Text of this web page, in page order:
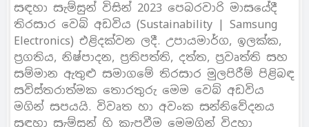
සඳහා සැම්සුන් විසින් 2023 පෙබරවාරි මාසයේදී
තිරසාර වෙබ් අඩවිය (Sustainability | Samsung
Electronics) එළිදක්වන ලදී. උපායමාර්ග, ඉලක්ක,
ප‍්‍රගතිය, නිෂ්පාදන, ප‍්‍රතිපත්ති, දත්ත, ප‍්‍රවෘත්ති සහ
සම්මාන ඇතුළු සමාගමේ තිරසාර මුලපිරීම් පිළිබඳ
සවිස්තරාත්මක තොරතුරු මෙම වෙබ් අඩවිය
මගින් සපයයි. විවෘත හා අවංක සන්නිවේදනය
සඳහා සැම්සුන් හි කැපවීම මෙමගින් විදහා